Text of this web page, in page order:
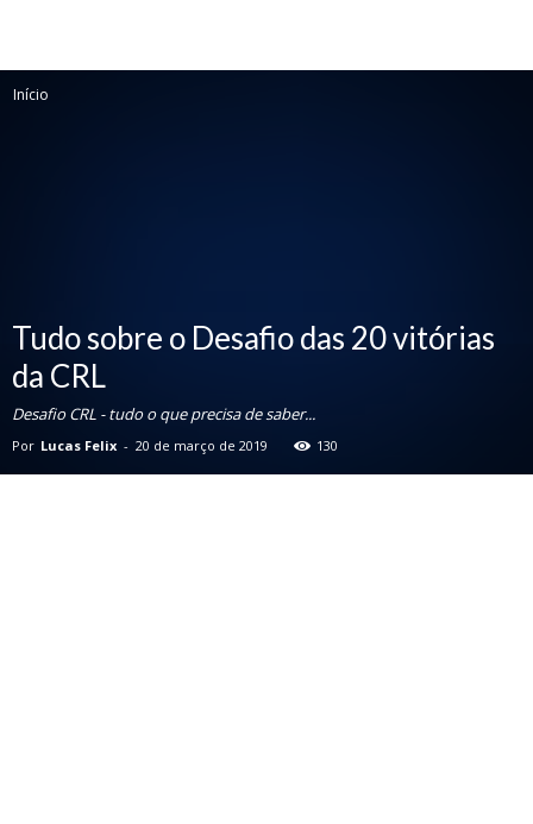
Início
Tudo sobre o Desafio das 20 vitórias
da CRL
Desafio CRL - tudo o que precisa de saber...
Por Lucas Felix - 20 de março de 2019 130